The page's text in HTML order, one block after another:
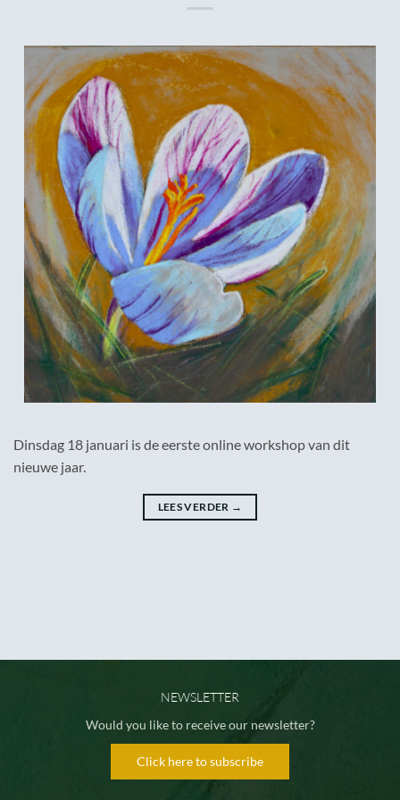
Dinsdag 18 januari is de eerste online workshop van dit
nieuwe jaar.
LEES VERDER →
NEWSLETTER
Would you like to receive our newsletter?
Click here to subscribe